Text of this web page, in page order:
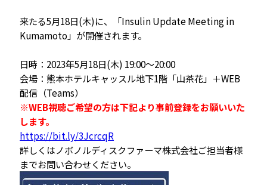
来たる5月18日(木)に、「Insulin Update Meeting in
Kumamoto」が開催されます。
日時：2023年5月18日(木) 19:00〜20:00
会場：熊本ホテルキャッスル地下1階「山茶花」＋WEB
配信（Teams）
※WEB視聴ご希望の方は下記より事前登録をお願いいた
します。
https://bit.ly/3JcrcqR
詳しくはノボノルディスクファーマ株式会社ご担当者様
までお問い合わせください。